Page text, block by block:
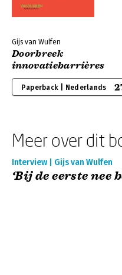
Gijs van Wulfen
Doorbreek
innovatiebarrières
Paperback | Nederlands
Meer over dit
Interview | Gijs van Wulfen
‘Bij de eerste nee